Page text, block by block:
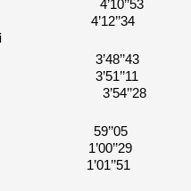
4’10’’53
4’12’’34
3’48’’43
3’51’’11
3’54’’28
59’’05
1’00’’29
1’01’’51